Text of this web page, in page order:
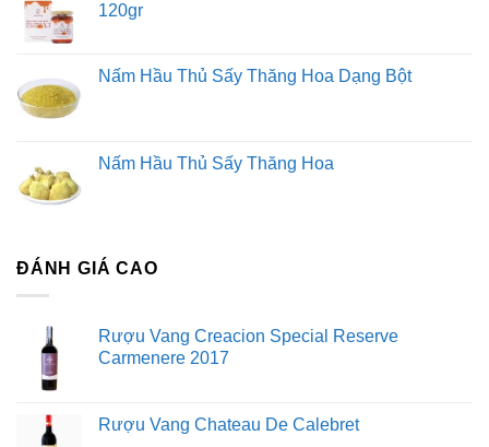
120gr
Nấm Hầu Thủ Sấy Thăng Hoa Dạng Bột
Nấm Hầu Thủ Sấy Thăng Hoa
ĐÁNH GIÁ CAO
Rượu Vang Creacion Special Reserve
Carmenere 2017
Rượu Vang Chateau De Calebret